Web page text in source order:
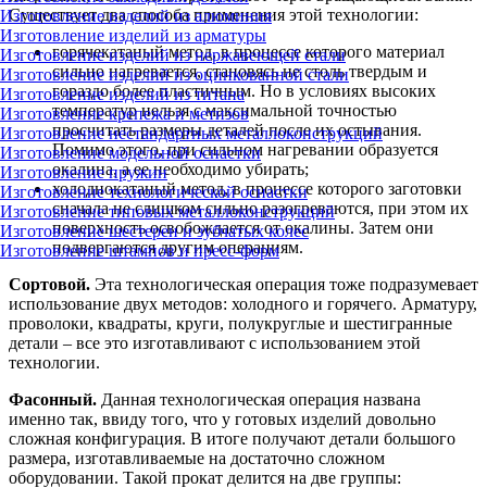
Изготовление изделий из алюминия
Изготовление изделий из арматуры
Изготовление изделий из нержавеющей стали
Изготовление изделий из оцинкованной стали
Изготовление изделий из титана
Изготовление крепежа и метизов
Изготовление нестандартных металлоконструкций
Изготовление модельной оснастки
Изготовление пружин
Изготовление технологической оснастки
Изготовление типовых металлоконструкций
Изготовление шестерен и зубчатых колес
Изготовление штампов и пресс-форм
Существует два способа применения этой технологии:
горячекатаный метод, в процессе которого материал
сильно нагревается, становясь не столь твердым и
гораздо более пластичным. Но в условиях высоких
температур нельзя с максимальной точностью
просчитать размеры деталей после их остывания.
Помимо этого, при сильном нагревании образуется
окалина, а ее необходимо убирать;
холоднокатаный метод, в процессе которого заготовки
сначала не слишком сильно разогреваются, при этом их
поверхность освобождается от окалины. Затем они
подвергаются другим операциям.
Сортовой. Эта технологическая операция тоже подразумевает
использование двух методов: холодного и горячего. Арматуру,
проволоки, квадраты, круги, полукруглые и шестигранные
детали – все это изготавливают с использованием этой
технологии.
Фасонный. Данная технологическая операция названа
именно так, ввиду того, что у готовых изделий довольно
сложная конфигурация. В итоге получают детали большого
размера, изготавливаемые на достаточно сложном
оборудовании. Такой прокат делится на две группы: